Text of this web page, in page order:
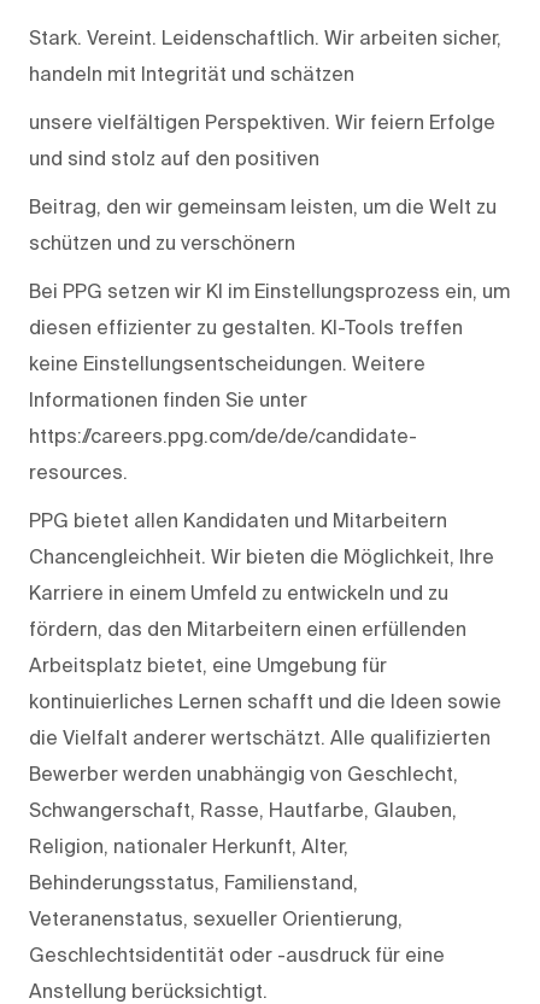
Stark. Vereint. Leidenschaftlich. Wir arbeiten sicher,
handeln mit Integrität und schätzen
unsere vielfältigen Perspektiven. Wir feiern Erfolge
und sind stolz auf den positiven
Beitrag, den wir gemeinsam leisten, um die Welt zu
schützen und zu verschönern
Bei PPG setzen wir KI im Einstellungsprozess ein, um
diesen effizienter zu gestalten. KI-Tools treffen
keine Einstellungsentscheidungen. Weitere
Informationen finden Sie unter
https://careers.ppg.com/de/de/candidate-
resources.
PPG bietet allen Kandidaten und Mitarbeitern
Chancengleichheit. Wir bieten die Möglichkeit, Ihre
Karriere in einem Umfeld zu entwickeln und zu
fördern, das den Mitarbeitern einen erfüllenden
Arbeitsplatz bietet, eine Umgebung für
kontinuierliches Lernen schafft und die Ideen sowie
die Vielfalt anderer wertschätzt. Alle qualifizierten
Bewerber werden unabhängig von Geschlecht,
Schwangerschaft, Rasse, Hautfarbe, Glauben,
Religion, nationaler Herkunft, Alter,
Behinderungsstatus, Familienstand,
Veteranenstatus, sexueller Orientierung,
Geschlechtsidentität oder -ausdruck für eine
Anstellung berücksichtigt.